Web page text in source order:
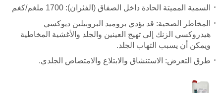
السمية المميتة الحادة داخل الصفاق (الفئران): 1700 ملغم/كغم
المخاطر الصحية: قد يؤدي بروميد البروبيلين ديوكسي
هيدروكسي الزنك إلى تهيج العينين والجلد والأغشية المخاطية
ويمكن أن يسبب التهاب الجلد.
طرق التعرض: الاستنشاق والابتلاع والامتصاص الجلدي.